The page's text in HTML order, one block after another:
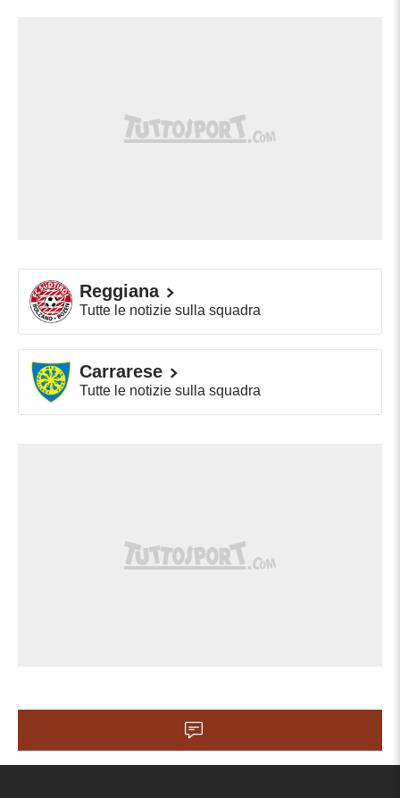
Reggiana
Tutte le notizie sulla squadra
Carrarese
Tutte le notizie sulla squadra